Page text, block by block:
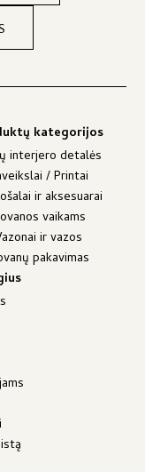
kategorijos
interjero detalės
/ Printai
ir aksesuarai
vaikams
ir vazos
pakavimas